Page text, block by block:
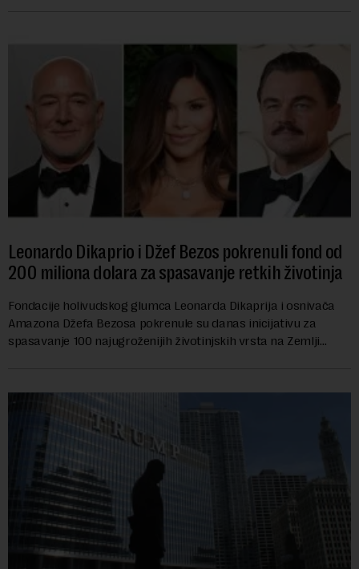
Leonardo Dikaprio i Džef Bezos pokrenuli fond od
200 miliona dolara za spasavanje retkih životinja
Fondacije holivudskog glumca Leonarda Dikaprija i osnivača
Amazona Džefa Bezosa pokrenule su danas inicijativu za
spasavanje 100 najugroženijih životinjskih vrsta na Zemlji